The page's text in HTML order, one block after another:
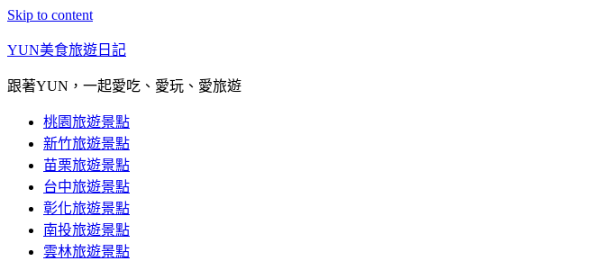
Skip to content
YUN美食旅遊日記
跟著YUN，一起愛吃、愛玩、愛旅遊
桃園旅遊景點
新竹旅遊景點
苗栗旅遊景點
台中旅遊景點
彰化旅遊景點
南投旅遊景點
雲林旅遊景點